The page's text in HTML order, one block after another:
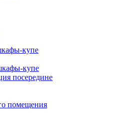
купе
купе
посередине
помещения